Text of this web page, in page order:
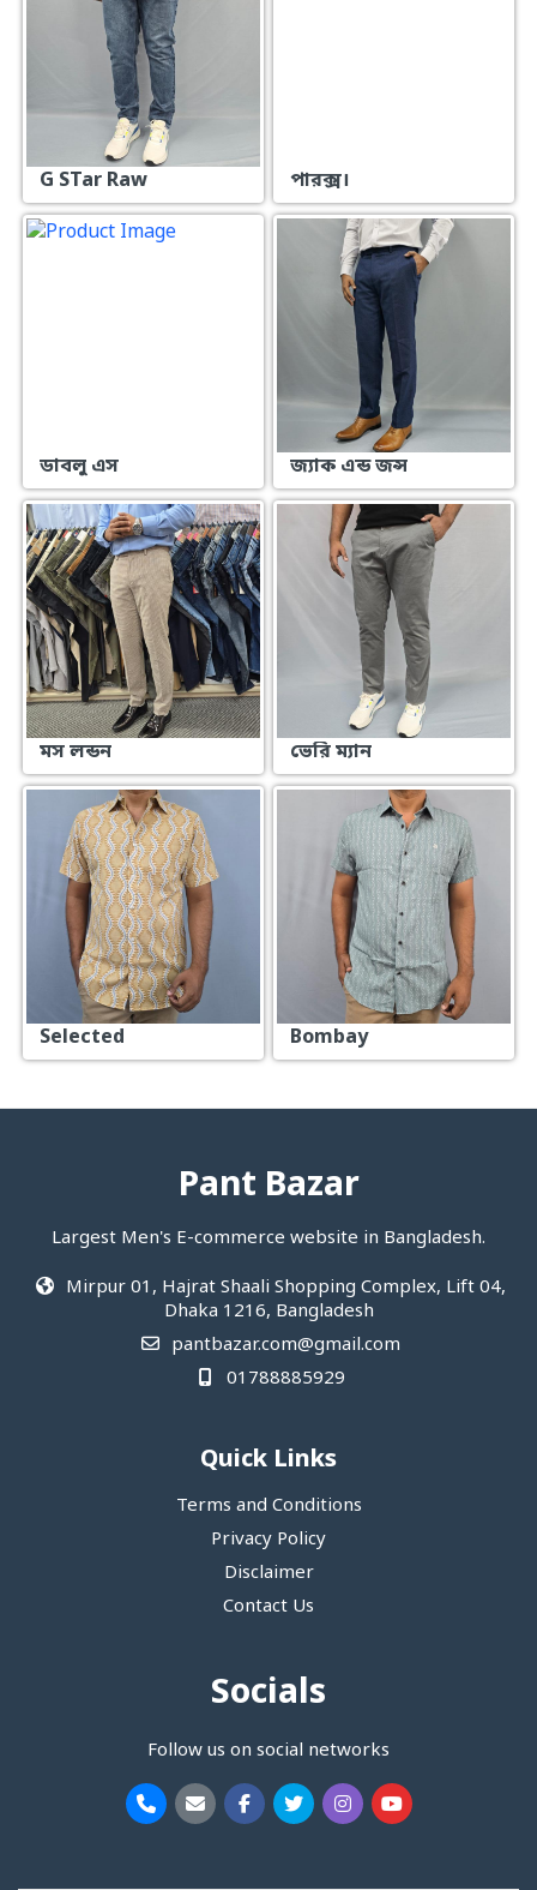
G STar Raw পারক্স।
ডাবলু এস জ্যাক এন্ড জন্স
মস লন্ডন ভেরি ম্যান
Selected Bombay
Pant Bazar
Largest Men's E-commerce website in Bangladesh.
Mirpur 01, Hajrat Shaali Shopping Complex, Lift 04,
Dhaka 1216, Bangladesh
pantbazar.com@gmail.com
01788885929
Quick Links
Terms and Conditions
Privacy Policy
Disclaimer
Contact Us
Socials
Follow us on social networks